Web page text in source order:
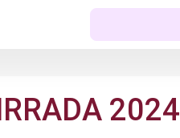
Pesquisar
2024